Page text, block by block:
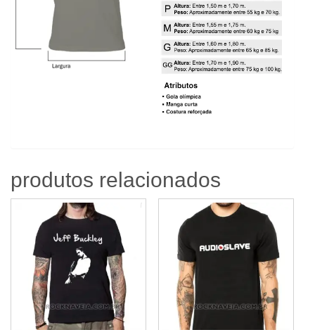
produtos relacionados